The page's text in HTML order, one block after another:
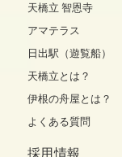
天橋立 智恩寺
アマテラス
日出駅（遊覧船）
天橋立とは？
伊根の舟屋とは？
よくある質問
採用情報